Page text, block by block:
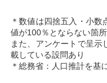
＊数値は四捨五入・小
値が100％とならない箇
また、アンケートで呈示
載している設問あり
＊総務省：人口推計を基